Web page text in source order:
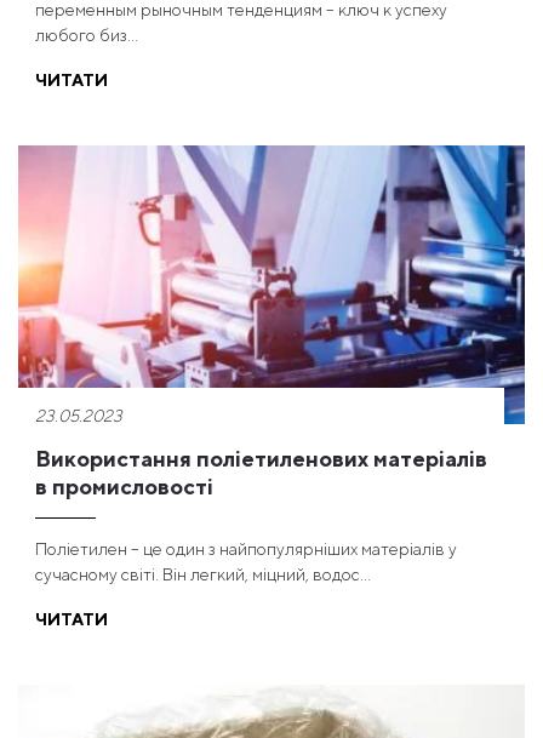
переменным рыночным тенденциям – ключ к успеху
любого биз...
ЧИТАТИ
23.05.2023
Використання поліетиленових матеріалів
в промисловості
Поліетилен – це один з найпопулярніших матеріалів у
сучасному світі. Він легкий, міцний, водос...
ЧИТАТИ